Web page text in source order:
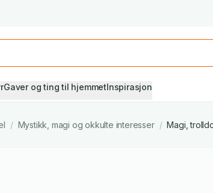
Gaver og ting til hjemmetInspirasjon
/ Mystikk, magi og okkulte interesser / Magi,